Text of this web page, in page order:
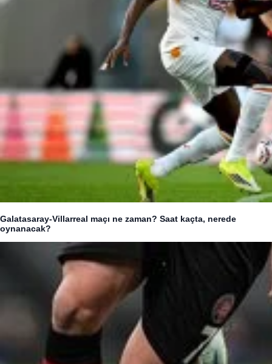
Galatasaray-Villarreal maçı ne zaman? Saat kaçta, nerede
oynanacak?